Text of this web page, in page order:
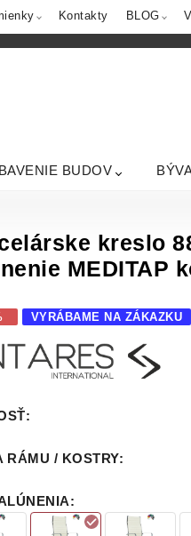
Kontakty BLOG
BUDOV
kreslo
MEDITAP
VYRÁBAME NA ZÁKAZKU
:
RÁMU / KOSTRY:
: